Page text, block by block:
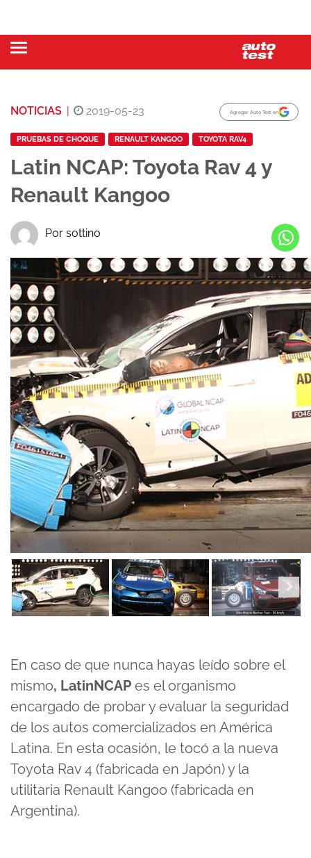
NOTICIAS | 2019-05-23 Agregar Auto Test en
PRUEBAS DE CHOQUE RENAULT KANGOO TOYOTA RAV4
Latin NCAP: Toyota Rav 4 y
Renault Kangoo
Por sottino
En caso de que nunca hayas leído sobre el
mismo, LatinNCAP es el organismo
encargado de probar y evaluar la seguridad
de los autos comercializados en América
Latina. En esta ocasión, le tocó a la nueva
Toyota Rav 4 (fabricada en Japón) y la
utilitaria Renault Kangoo (fabricada en
Argentina).